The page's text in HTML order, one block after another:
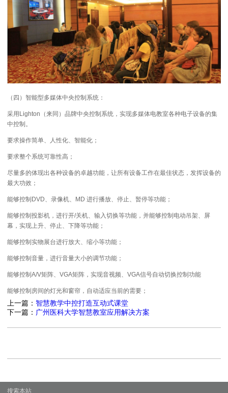
（四）智能型多媒体中央控制系统：
采用Lighton（来同）品牌中央控制系统，实现多媒体电教室各种电子设备的集
中控制。
要求操作简单、人性化、智能化；
要求整个系统可靠性高；
尽量多的体现出各种设备的卓越功能，让所有设备工作在最佳状态，发挥设备的
最大功效；
能够控制DVD、录像机、MD 进行播放、停止、暂停等功能；
能够控制投影机，进行开/关机、输入切换等功能，并能够控制电动吊架、屏
幕，实现上升、停止、下降等功能；
能够控制实物展台进行放大、缩小等功能；
能够控制音量，进行音量大小的调节功能；
能够控制A/V矩阵、VGA矩阵，实现音视频、VGA信号自动切换控制功能
能够控制房间的灯光和窗帘，自动适应当前的需要；
上一篇： 智慧教学中控打造互动式课堂
下一篇： 广州医科大学智慧教室应用解决方案
搜索本站